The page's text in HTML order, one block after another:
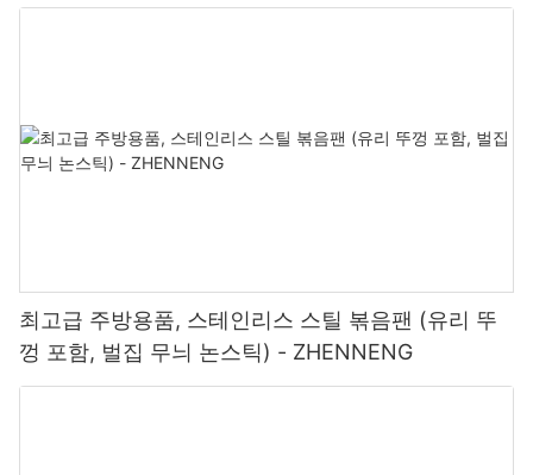
최고급 주방용품, 스테인리스 스틸 볶음팬 (유리 뚜
껑 포함, 벌집 무늬 논스틱) - ZHENNENG